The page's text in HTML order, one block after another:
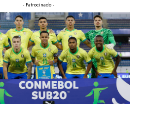
- Patrocinado -